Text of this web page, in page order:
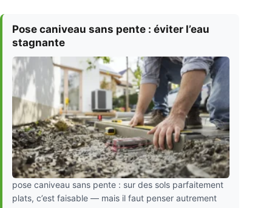
Pose caniveau sans pente : éviter l’eau
stagnante
pose caniveau sans pente : sur des sols parfaitement
plats, c’est faisable — mais il faut penser autrement